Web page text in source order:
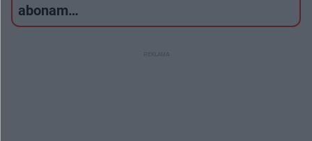
abonam…